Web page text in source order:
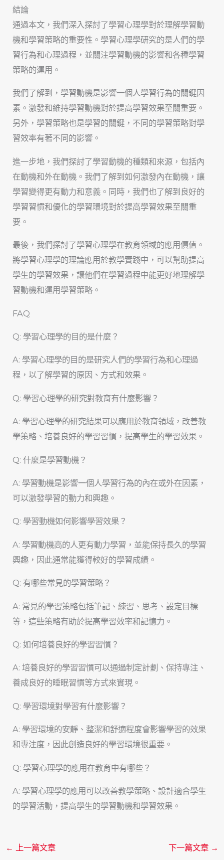
結論
通過本文，我們深入探討了學習心理學對於理解學習動
機和學習策略的重要性。學習心理學研究的是人們的學
習行為和心理過程，並關注學習動機的影響和各種學習
策略的運用。
我們了解到，學習動機是影響一個人學習行為的關鍵因
素。激發和維持學習動機對於提高學習效果至關重要。
另外，學習策略也是學習的關鍵，不同的學習策略對學
習效率有著不同的影響。
進一步地，我們探討了學習動機的種類和來源，包括內
在動機和外在動機。我們了解到如何激發內在動機，讓
學習變得更有動力和意義。同時，我們也了解到良好的
學習習慣和優化的學習環境對於提高學習效果至關重
要。
最後，我們探討了學習心理學在教育領域的應用價值。
將學習心理學的理論應用於教學實踐中，可以幫助提高
學生的學習效果，讓他們在學習過程中能更好地理解學
習動機和運用學習策略。
FAQ
Q: 學習心理學的目的是什麼？
A: 學習心理學的目的是研究人們的學習行為和心理過
程，以了解學習的原因、方式和效果。
Q: 學習心理學的研究對教育有什麼影響？
A: 學習心理學的研究結果可以應用於教育領域，改善教
學策略、培養良好的學習習慣，提高學生的學習效果。
Q: 什麼是學習動機？
A: 學習動機是影響一個人學習行為的內在或外在因素，
可以激發學習的動力和興趣。
Q: 學習動機如何影響學習效果？
A: 學習動機高的人更有動力學習，並能保持長久的學習
興趣，因此通常能獲得較好的學習成績。
Q: 有哪些常見的學習策略？
A: 常見的學習策略包括筆記、練習、思考、設定目標
等，這些策略有助於提高學習效率和記憶力。
Q: 如何培養良好的學習習慣？
A: 培養良好的學習習慣可以通過制定計劃、保持專注、
養成良好的睡眠習慣等方式來實現。
Q: 學習環境對學習有什麼影響？
A: 學習環境的安靜、整潔和舒適程度會影響學習的效果
和專注度，因此創造良好的學習環境很重要。
Q: 學習心理學的應用在教育中有哪些？
A: 學習心理學的應用可以改善教學策略、設計適合學生
的學習活動，提高學生的學習動機和學習效果。
← 上一篇文章 下一篇文章 →